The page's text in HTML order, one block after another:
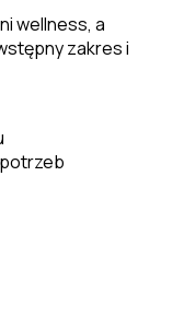
wellness, a
zakres i